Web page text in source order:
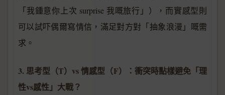
「我鍾意你上次 surprise 我嘅旅行」），而實感型則
可以試吓偶爾寫情信，滿足對方對「抽象浪漫」嘅需
求。
3. 思考型（T）vs 情感型（F）：衝突時點樣避免「理
性vs感性」大戰？